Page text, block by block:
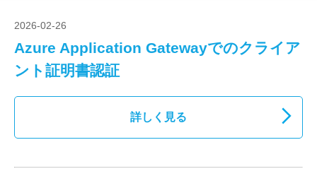
2026-02-26
Azure Application Gatewayでのクライア
ント証明書認証
詳しく見る